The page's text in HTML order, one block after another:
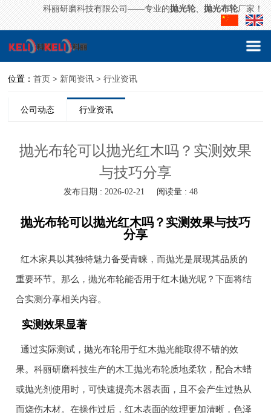
科丽研磨科技有限公司——专业的抛光轮、抛光布轮厂家！
位置：首页 > 新闻资讯 >行业资讯
公司动态 行业资讯
抛光布轮可以抛光红木吗？实测效果
与技巧分享
发布日期 : 2026-02-21 阅读量 : 48
抛光布轮可以抛光红木吗？实测效果与技巧
分享
红木家具以其独特魅力备受青睐，而抛光是展现其品质的
重要环节。那么，抛光布轮能否用于红木抛光呢？下面将结
合实测分享相关内容。
实测效果显著
通过实际测试，抛光布轮用于红木抛光能取得不错的效
果。科丽研磨科技生产的木工抛光布轮质地柔软，配合木蜡
或抛光剂使用时，可快速提亮木器表面，且不会产生过热从
而烧伤木材。在操作过后，红木表面的纹理更加清晰，色泽